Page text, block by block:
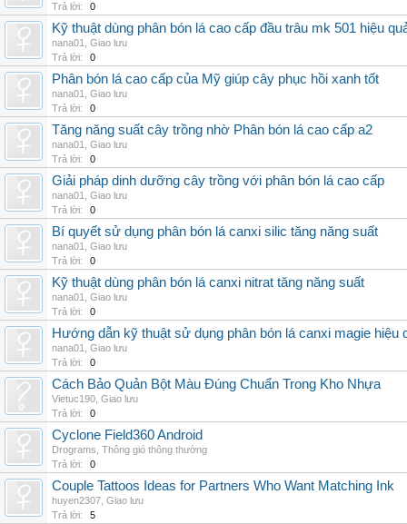
Trả lời:
0
Kỹ thuật dùng phân bón lá cao cấp đầu trâu mk 501 hiệu
nana01
Giao lưu
Trả lời:
0
Phân bón lá cao cấp của Mỹ giúp cây phục hồi xanh tốt
nana01
Giao lưu
Trả lời:
0
Tăng năng suất cây trồng nhờ Phân bón lá cao cấp a2
nana01
Giao lưu
Trả lời:
0
Giải pháp dinh dưỡng cây trồng với phân bón lá cao cấp
nana01
Giao lưu
Trả lời:
0
Bí quyết sử dụng phân bón lá canxi silic tăng năng suất
nana01
Giao lưu
Trả lời:
0
Kỹ thuật dùng phân bón lá canxi nitrat tăng năng suất
nana01
Giao lưu
Trả lời:
0
Hướng dẫn kỹ thuật sử dụng phân bón lá canxi magie hiệu
nana01
Giao lưu
Trả lời:
0
Cách Bảo Quản Bột Màu Đúng Chuẩn Trong Kho Nhựa
Vietuc190 Giao lưu
Trả lời:
0
Cyclone Field360 Android
Drograms Thông gió thông thường
Trả lời:
0
Couple Tattoos Ideas for Partners Who Want Matching Ink
huyen2307 Giao lưu
Trả lời:
5